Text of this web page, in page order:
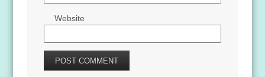
Website